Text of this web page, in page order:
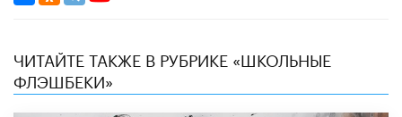
ЧИТАЙТЕ ТАКЖЕ В РУБРИКЕ «ШКОЛЬНЫЕ
ФЛЭШБЕКИ»